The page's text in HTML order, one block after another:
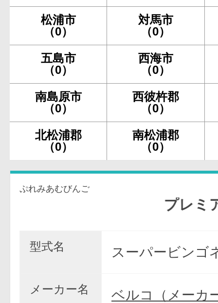
松浦市
（0）
対馬市
（0）
五島市
（0）
西海市
（0）
南島原市
（0）
西彼杵郡
（0）
北松浦郡
（0）
南松浦郡
（0）
ぷれみあむびんご
プレミアム
型式名 スーパービンゴ
メーカー名
ベルコ（メーカ